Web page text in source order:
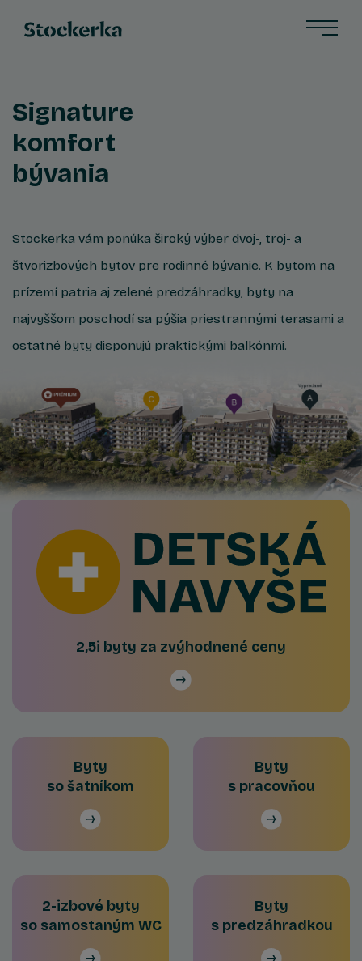
Signature
komfort
bývania
Stockerka vám ponúka široký výber dvoj-, troj- a
štvorizbových bytov pre rodinné bývanie. K bytom na
prízemí patria aj zelené predzáhradky, byty na
najvyššom poschodí sa pýšia priestrannými terasami a
ostatné byty disponujú praktickými balkónmi.
2,5i byty za zvýhodnené ceny
Byty
so šatníkom
Byty
s pracovňou
2-izbové byty
so samostaným WC
Byty
s predzáhradkou